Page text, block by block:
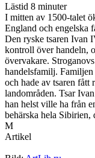
Lästid 8 minuter
I mitten av 1500-talet
England och engelska
Den ryske tsaren Ivan
kontroll över handeln,
övervakare.
handelsfamilj.
och hade av tsaren fått
landområden. Tsar
han helst ville ha från
behärska hela
M
Artikel